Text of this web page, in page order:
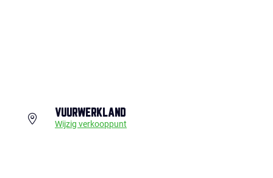
VUURWERKLAND
Wijzig verkooppunt